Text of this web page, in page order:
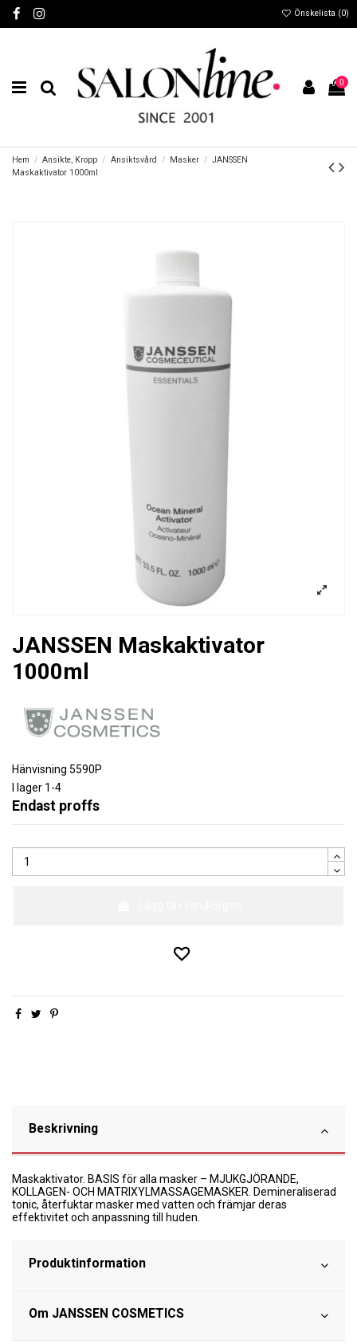
Önskelista (0)
0
Hem Ansikte, Kropp Ansiktsvård Masker
JANSSEN
Maskaktivator 1000ml
JANSSEN Maskaktivator
1000ml
Hänvisning 5590P
I lager 1-4
Endast proffs
Beskrivning
Maskaktivator. BASIS för alla masker – MJUKGJÖRANDE,
KOLLAGEN- OCH MATRIXYLMASSAGEMASKER. Demineraliserad
tonic, återfuktar masker med vatten och främjar deras
effektivitet och anpassning till huden.
Produktinformation
Om JANSSEN COSMETICS